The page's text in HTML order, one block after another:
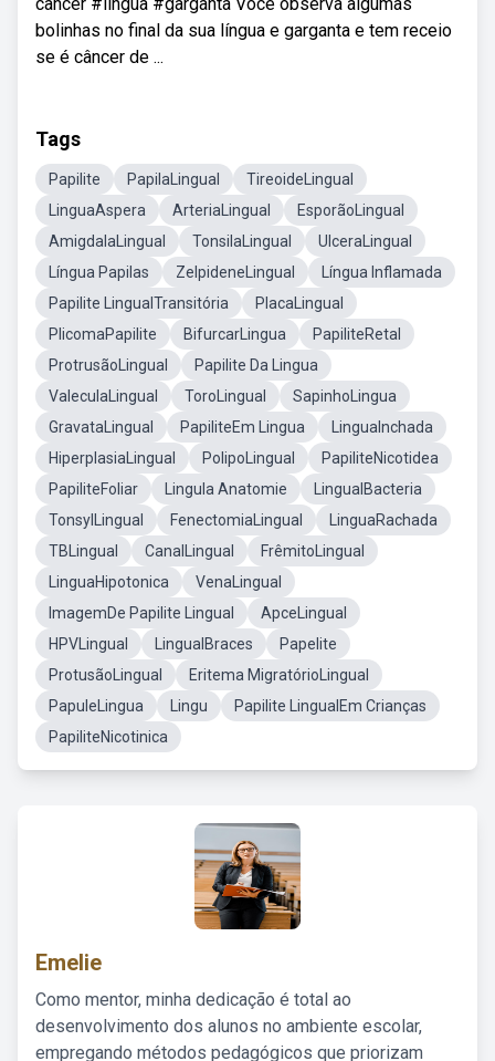
bolinhas no final da sua língua e garganta e tem receio
se é câncer de ...
Tags
Papilite PapilaLingual
TireoideLingual
LinguaAspera
ArteriaLingual
EsporãoLingual
AmigdalaLingual
TonsilaLingual
UlceraLingual
Língua Papilas
ZelpideneLingual
Língua Inflamada
Papilite LingualTransitória
PlacaLingual
PlicomaPapilite
BifurcarLingua
PapiliteRetal
ProtrusãoLingual
Papilite Da Lingua
ValeculaLingual
ToroLingual
SapinhoLingua
GravataLingual
PapiliteEm Lingua
LinguaInchada
HiperplasiaLingual
PolipoLingual
PapiliteNicotidea
PapiliteFoliar
Lingula Anatomie
LingualBacteria
TonsylLingual
FenectomiaLingual
LinguaRachada
TBLingual
CanalLingual
FrêmitoLingual
LinguaHipotonica
VenaLingual
ImagemDe Papilite Lingual
ApceLingual
HPVLingual
LingualBraces
Papelite
ProtusãoLingual
Eritema MigratórioLingual
PapuleLingua
Lingu
Papilite LingualEm Crianças
PapiliteNicotinica
Emelie
Como mentor, minha dedicação é total ao
desenvolvimento dos alunos no ambiente escolar,
empregando métodos pedagógicos que priorizam